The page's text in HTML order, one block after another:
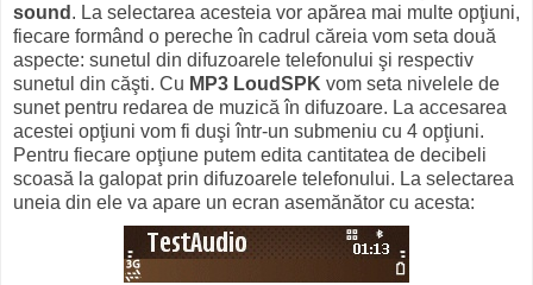
sound . La selectarea acesteia vor apărea mai multe opţiuni,
fiecare formând o pereche în cadrul căreia vom seta două
aspecte: sunetul din difuzoarele telefonului şi respectiv
sunetul din căşti. Cu MP3 LoudSPK vom seta nivelele de
sunet pentru redarea de muzică în difuzoare. La accesarea
acestei opţiuni vom fi duşi într-un submeniu cu 4 opţiuni.
Pentru fiecare opţiune putem edita cantitatea de decibeli
scoasă la galopat prin difuzoarele telefonului. La selectarea
uneia din ele va apare un ecran asemănător cu acesta: